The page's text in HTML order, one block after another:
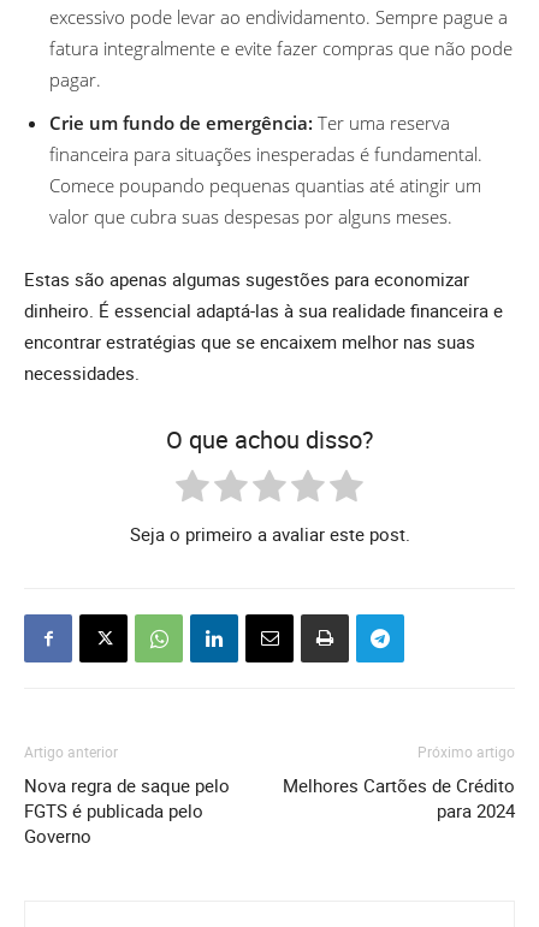
excessivo pode levar ao endividamento. Sempre pague a
fatura integralmente e evite fazer compras que não pode
pagar.
Crie um fundo de emergência: Ter uma reserva
financeira para situações inesperadas é fundamental.
Comece poupando pequenas quantias até atingir um
valor que cubra suas despesas por alguns meses.
Estas são apenas algumas sugestões para economizar
dinheiro. É essencial adaptá-las à sua realidade financeira e
encontrar estratégias que se encaixem melhor nas suas
necessidades.
O que achou disso?
Seja o primeiro a avaliar este post.
Artigo anterior
Nova regra de saque pelo
FGTS é publicada pelo
Governo
Próximo artigo
Melhores Cartões de Crédito
para 2024